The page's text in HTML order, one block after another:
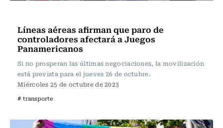
Líneas aéreas afirman que paro de
controladores afectará a Juegos
Panamericanos
Si no prosperan las últimas negociaciones, la movilización
está prevista para el jueves 26 de octubre.
Miércoles 25 de octubre de 2023
# transporte